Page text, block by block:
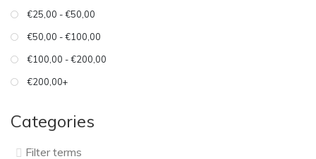
€25,00 - €50,00
€50,00 - €100,00
€100,00 - €200,00
€200,00+
Categories